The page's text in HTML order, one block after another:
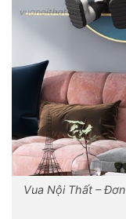
Vua Nội Thất –